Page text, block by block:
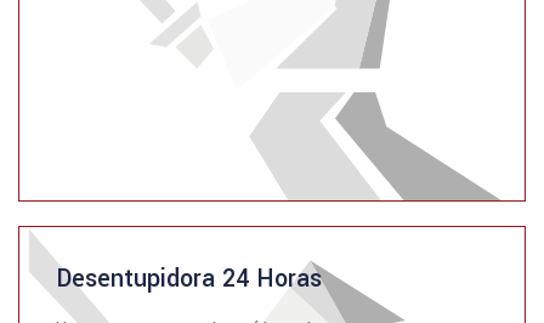
Desentupidora 24 Horas